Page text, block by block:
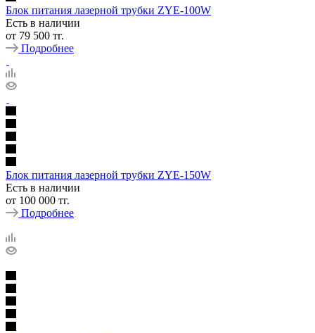
Блок питания лазерной трубки ZYE-100W
Есть в наличии
от 79 500 тг.
Подробнее
Блок питания лазерной трубки ZYE-150W
Есть в наличии
от 100 000 тг.
Подробнее